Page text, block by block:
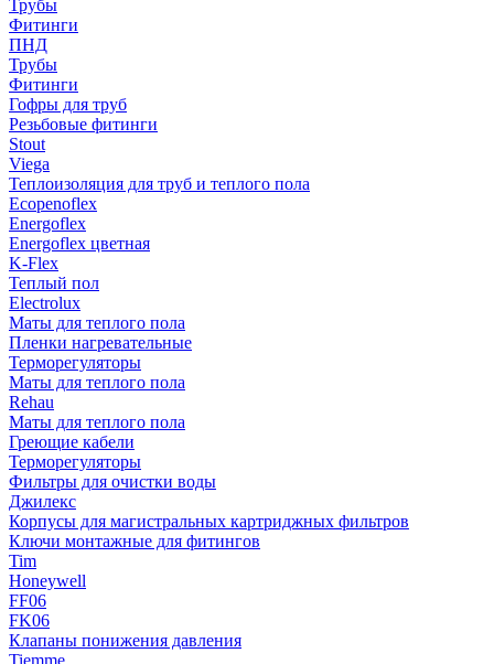
Трубы
Фитинги
ПНД
Трубы
Фитинги
Гофры для труб
Резьбовые фитинги
Stout
Viega
Теплоизоляция для труб и теплого пола
Ecopenoflex
Energoflex
Energoflex цветная
K-Flex
Теплый пол
Electrolux
Маты для теплого пола
Пленки нагревательные
Терморегуляторы
Маты для теплого пола
Rehau
Маты для теплого пола
Греющие кабели
Терморегуляторы
Фильтры для очистки воды
Джилекс
Корпусы для магистральных картриджных фильтров
Ключи монтажные для фитингов
Tim
Honeywell
FF06
FK06
Клапаны понижения давления
Tiemme